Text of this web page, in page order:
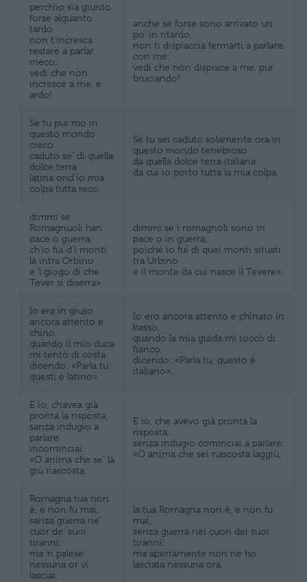
perch’io sia giunto
forse alquanto
tardo,
non t’incresca
restare a parlar
meco;
vedi che non
incresce a me, e
ardo!
anche se forse sono arrivato un
po’ in ritardo,
non ti dispiaccia fermarti a parlare
con me;
vedi che non dispiace a me, pur
bruciando!
Se tu pur mo in
questo mondo
cieco
caduto se’ di quella
dolce terra
latina ond’io mia
colpa tutta reco,
Se tu sei caduto solamente ora in
questo mondo tenebroso
da quella dolce terra italiana
da cui io porto tutta la mia colpa,
dimmi se
Romagnuoli han
pace o guerra;
ch’io fui d’i monti
là intra Orbino
e ‘l giogo di che
Tever si diserra».
dimmi se i romagnoli sono in
pace o in guerra;
poiché io fui di quei monti situati
tra Urbino
e il monte da cui nasce il Tevere».
Io era in giuso
ancora attento e
chino,
quando il mio duca
mi tentò di costa,
dicendo: «Parla tu;
questi è latino».
Io ero ancora attento e chinato in
basso,
quando la mia guida mi toccò di
fianco,
dicendo: «Parla tu; questo è
italiano».
E io, ch’avea già
pronta la risposta,
sanza indugio a
parlare
incominciai:
«O anima che se’ là
giù nascosta,
E io, che avevo già pronta la
risposta,
senza indugio cominciai a parlare:
«O anima che sei nascosta laggiù,
Romagna tua non
è, e non fu mai,
sanza guerra ne’
cuor de’ suoi
tiranni;
ma ‘n palese
nessuna or vi
lasciai.
la tua Romagna non è, e non fu
mai,
senza guerra nei cuori dei suoi
tiranni;
ma apertamente non ne ho
lasciata nessuna ora.